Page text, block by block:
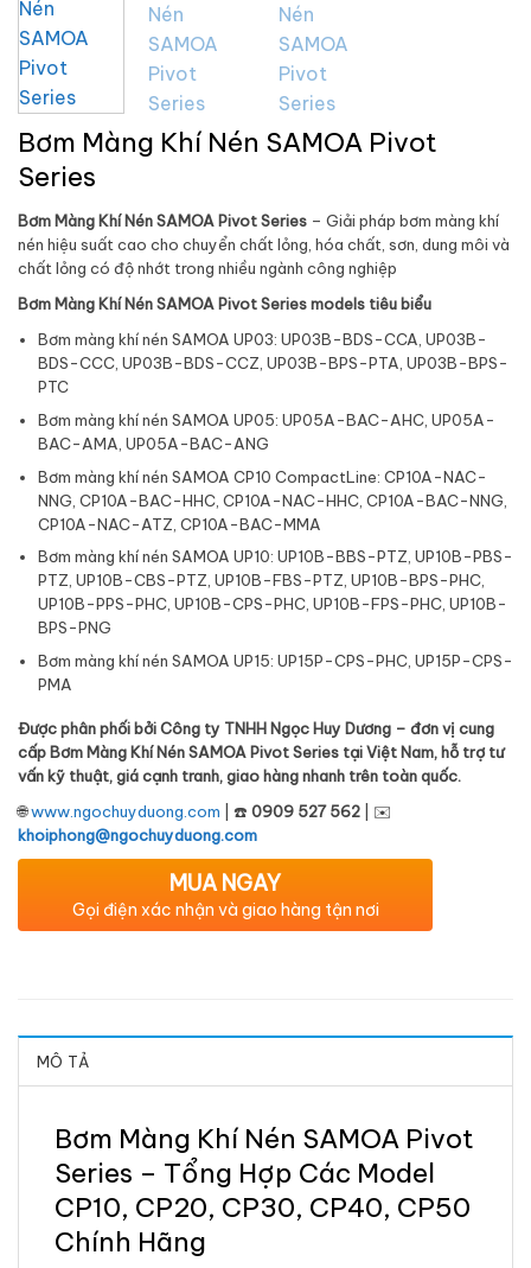
Bơm Màng Khí Nén SAMOA Pivot
Series
Bơm Màng Khí Nén SAMOA Pivot Series – Giải pháp bơm màng khí
nén hiệu suất cao cho chuyển chất lỏng, hóa chất, sơn, dung môi và
chất lỏng có độ nhớt trong nhiều ngành công nghiệp
Bơm Màng Khí Nén SAMOA Pivot Series models tiêu biểu
Bơm màng khí nén SAMOA UP03: UP03B-BDS-CCA, UP03B-
BDS-CCC, UP03B-BDS-CCZ, UP03B-BPS-PTA, UP03B-BPS-
PTC
Bơm màng khí nén SAMOA UP05: UP05A-BAC-AHC, UP05A-
BAC-AMA, UP05A-BAC-ANG
Bơm màng khí nén SAMOA CP10 CompactLine: CP10A-NAC-
NNG, CP10A-BAC-HHC, CP10A-NAC-HHC, CP10A-BAC-NNG,
CP10A-NAC-ATZ, CP10A-BAC-MMA
Bơm màng khí nén SAMOA UP10: UP10B-BBS-PTZ, UP10B-PBS-
PTZ, UP10B-CBS-PTZ, UP10B-FBS-PTZ, UP10B-BPS-PHC,
UP10B-PPS-PHC, UP10B-CPS-PHC, UP10B-FPS-PHC, UP10B-
BPS-PNG
Bơm màng khí nén SAMOA UP15: UP15P-CPS-PHC, UP15P-CPS-
PMA
Được phân phối bởi Công ty TNHH Ngọc Huy Dương – đơn vị cung
cấp Bơm Màng Khí Nén SAMOA Pivot Series tại Việt Nam, hỗ trợ tư
vấn kỹ thuật, giá cạnh tranh, giao hàng nhanh trên toàn quốc.
🌐www.ngochuyduong.com | ☎️ 0909 527 562 | ✉️
khoiphong@ngochuyduong.com
MUA NGAY
Gọi điện xác nhận và giao hàng tận nơi
MÔ TẢ
Bơm Màng Khí Nén SAMOA Pivot
Series – Tổng Hợp Các Model
CP10, CP20, CP30, CP40, CP50
Chính Hãng